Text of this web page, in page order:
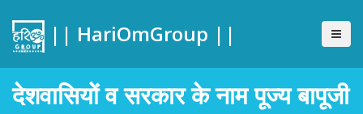
|| HariOmGroup ||
देशवासियों व सरकार के नाम पूज्य बापूजी